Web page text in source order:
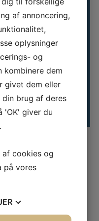
forbindelse bliver det
af annoncering,
oplysninger
og
kombinere dem
givet dem eller
din brug af deres
'OK' giver du
cookies og
på vores